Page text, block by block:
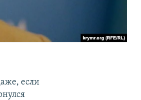
если